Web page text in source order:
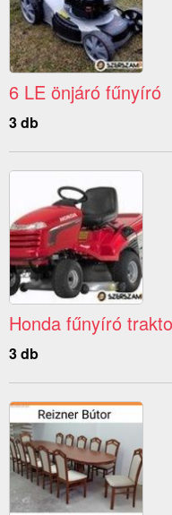
6 LE önjáró fűnyíró
3 db
Honda fűnyíró
3 db